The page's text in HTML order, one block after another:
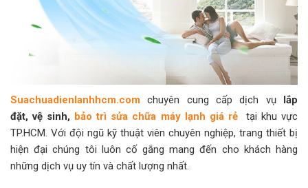
Suachuadienlanhhcm.com chuyên cung cấp dịch vụ lắp
đặt,vệ sinh, bảo trì sửa chữa máy lạnh giá rẻtại khu vực
TP.HCM. Với đội ngũ kỹ thuật viên chuyên nghiệp, trang thiết bị
hiện đại chúng tôi luôn cố gắng mang đến cho khách hàng
những dịch vụ uy tín và chất lượng nhất.